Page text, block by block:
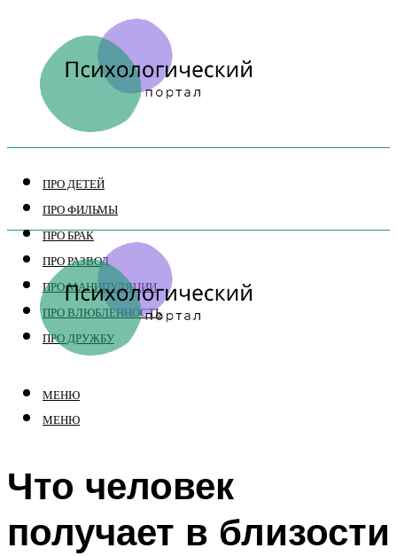
ПРО ДЕТЕЙ
ПРО ФИЛЬМЫ
ПРО БРАК
ПРО РАЗВОД
ПРО МАНИПУЛЯЦИИ
ПРО ВЛЮБЛЕННОСТЬ
ПРО ДРУЖБУ
МЕНЮ
МЕНЮ
Что человек
получает в близости